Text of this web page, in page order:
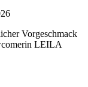
Vorgeschmack
LEILA